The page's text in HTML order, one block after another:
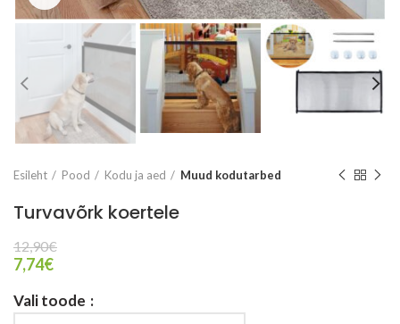
Esileht Pood Kodu ja aed Muud kodutarbed
Turvavõrk koertele
12,90€
7,74€
Vali toode